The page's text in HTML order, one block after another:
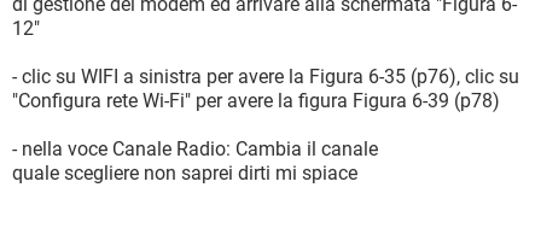
12"
- clic su WIFI a sinistra per avere la Figura 6-35 (p76), clic su
"Configura rete Wi-Fi" per avere la figura Figura 6-39 (p78)
- nella voce Canale Radio: Cambia il canale
quale scegliere non saprei dirti mi spiace